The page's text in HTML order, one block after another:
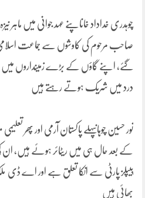
چوہدری خداداد خاناپنے عہد جوانی میں ماہر نیزہ
صاحب مرحوم کی کاوشوں سے جماعت
گئے، اپنے گاؤں کے بڑے زمینداروں میں
درد میں شریک ہوتے رہتے ہیں
نور حسین چوہانپہلے پاکستان آرمی اور پھر
کے بعد حال ہی میں ریٹائر ہوئے ہیں، ان
پیپلز پارٹی سے انکا تعلق ہے اور اے
بھائی ہیں